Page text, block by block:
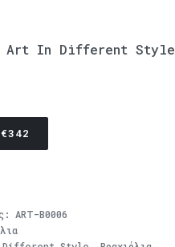
Art In Different Style
€342
ART-B0006